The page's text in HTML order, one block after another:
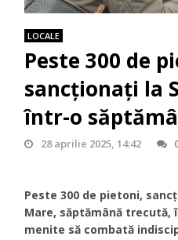
LOCALE
Peste 300 de
sancționați la
într-o
28 aprilie 2025, 14:42
Peste 300 de pietoni,
Mare, săptămână trecută,
menite să combată